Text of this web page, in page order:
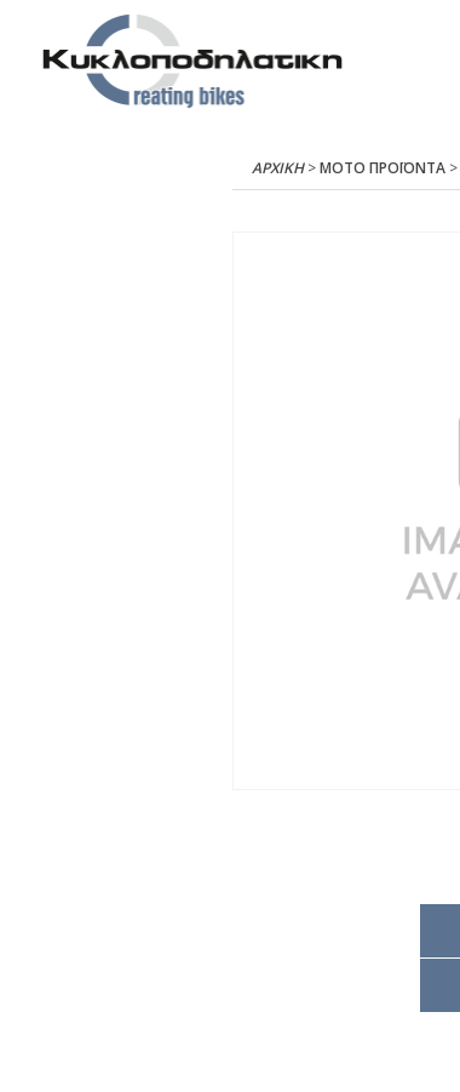
ΑΡΧΙΚΉ>ΜΟΤΟ ΠΡΟΪΟΝΤΑ>